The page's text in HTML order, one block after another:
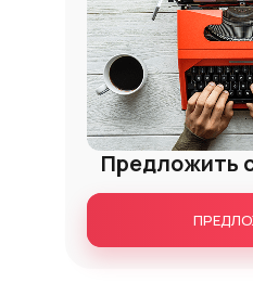
Предложить